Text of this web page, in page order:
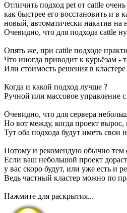
Отличить подход pet от cattle
как быстрее его восстановить и
новый, автоматически накатив на
Очевидно, что для подхода cattle
Опять же, при cattle подходе
Что иногда приводит к курьёзам -
Или стоимость решения в
Когда и какой подход лучше ?
Ручной или массовое управление
Очевидно, что для сервера
Но вот между, когда проект
Тут оба подхода будут иметь свои
Потому и рекомендую обычно тем
Если ваш небольшой проект
у вас скоро будут, или уже есть и
Ведь частный кластер можно по
Нажмите для раскрытия...